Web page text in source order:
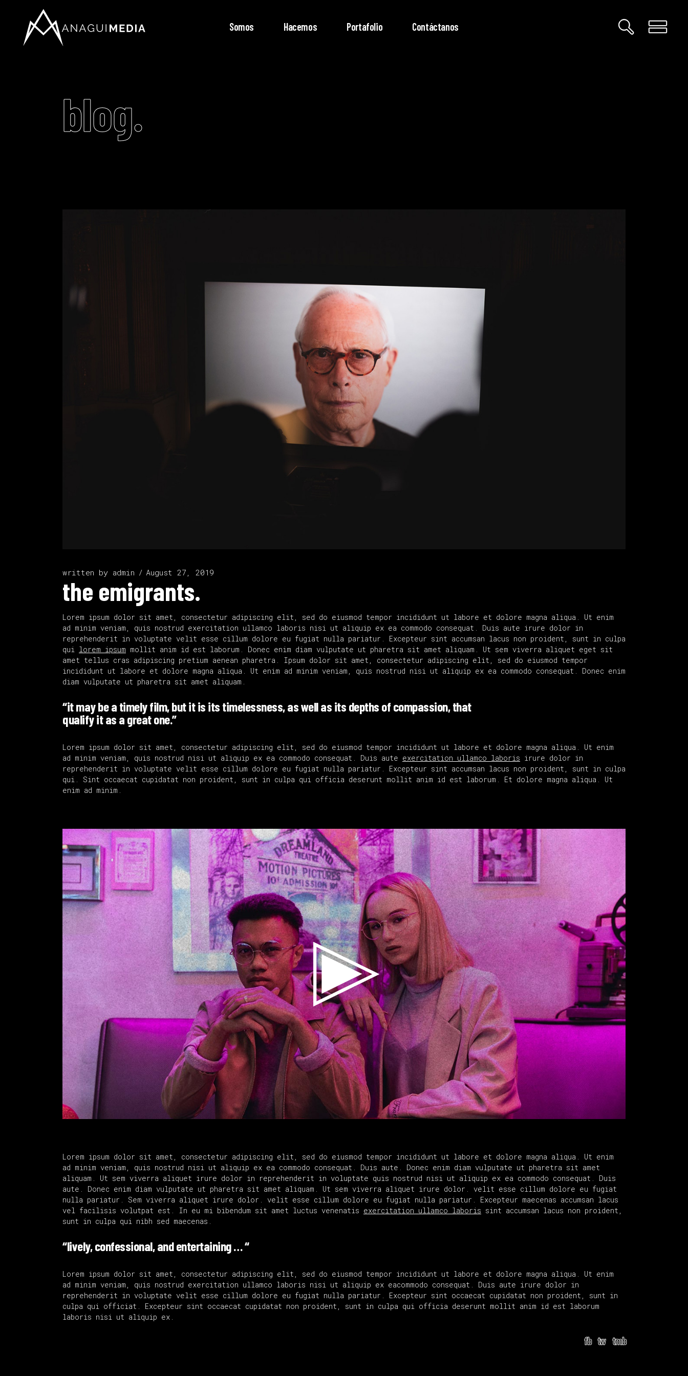
Somos Hacemos Portafolio Contáctanos
blog.
written by admin August 27, 2019
the emigrants.
Lorem ipsum dolor sit amet, consectetur adipiscing elit, sed do eiusmod tempor incididunt ut labore et dolore magna aliqua. Ut enim
ad minim veniam, quis nostrud exercitation ullamco laboris nisi ut aliquip ex ea commodo consequat. Duis aute irure dolor in
reprehenderit in voluptate velit esse cillum dolore eu fugiat nulla pariatur. Excepteur sint accumsan lacus non proident, sunt in culpa
qui lorem ipsum mollit anim id est laborum. Donec enim diam vulputate ut pharetra sit amet aliquam. Ut sem viverra aliquet eget sit
amet tellus cras adipiscing pretium aenean pharetra. Ipsum dolor sit amet, consectetur adipiscing elit, sed do eiusmod tempor
incididunt ut labore et dolore magna aliqua. Ut enim ad minim veniam, quis nostrud nisi ut aliquip ex ea commodo consequat. Donec enim
diam vulputate ut pharetra sit amet aliquam.
“it may be a timely film, but it is its timelessness, as well as its depths of compassion, that
qualify it as a great one.”
Lorem ipsum dolor sit amet, consectetur adipiscing elit, sed do eiusmod tempor incididunt ut labore et dolore magna aliqua. Ut enim
ad minim veniam, quis nostrud nisi ut aliquip ex ea commodo consequat. Duis aute exercitation ullamco laboris irure dolor in
reprehenderit in voluptate velit esse cillum dolore eu fugiat nulla pariatur. Excepteur sint accumsan lacus non proident, sunt in culpa
qui. Sint occaecat cupidatat non proident, sunt in culpa qui officia deserunt mollit anim id est laborum. Et dolore magna aliqua. Ut
enim ad minim.
Lorem ipsum dolor sit amet, consectetur adipiscing elit, sed do eiusmod tempor incididunt ut labore et dolore magna aliqua. Ut enim
ad minim veniam, quis nostrud nisi ut aliquip ex ea commodo consequat. Duis aute. Donec enim diam vulputate ut pharetra sit amet
aliquam. Ut sem viverra aliquet irure dolor in reprehenderit in voluptate quis nostrud nisi ut aliquip ex ea commodo consequat. Duis
aute. Donec enim diam vulputate ut pharetra sit amet aliquam. Ut sem viverra aliquet irure dolor. velit esse cillum dolore eu fugiat
nulla pariatur. Sem viverra aliquet irure dolor. velit esse cillum dolore eu fugiat nulla pariatur. Excepteur maecenas accumsan lacus
vel facilisis volutpat est. In eu mi bibendum sit amet luctus venenatis exercitation ullamco laboris sint accumsan lacus non proident,
sunt in culpa qui nibh sed maecenas.
“lively, confessional, and entertaining … “
Lorem ipsum dolor sit amet, consectetur adipiscing elit, sed do eiusmod tempor incididunt ut labore et dolore magna aliqua. Ut enim
ad minim veniam, quis nostrud exercitation ullamco laboris nisi ut aliquip ex eacommodo consequat. Duis aute irure dolor in
reprehenderit in voluptate velit esse cillum dolore eu fugiat nulla pariatur. Excepteur sint occaecat cupidatat non proident, sunt in
culpa qui officiat. Excepteur sint occaecat cupidatat non proident, sunt in culpa qui officia deserunt mollit anim id est laborum
laboris nisi ut aliquip ex.
fb tw tmb